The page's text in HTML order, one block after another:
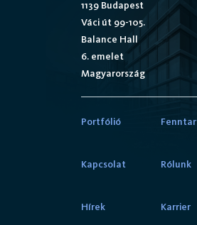
1139 Budapest
Váci út 99-105.
Balance Hall
6. emelet
Magyarország
Portfólió
Kapcsolat Rólunk
Hírek Karrier